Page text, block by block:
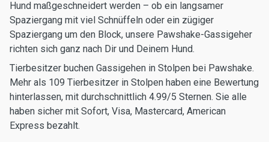
Hund maßgeschneidert werden – ob ein langsamer
Spaziergang mit viel Schnüffeln oder ein zügiger
Spaziergang um den Block, unsere Pawshake-Gassigeher
richten sich ganz nach Dir und Deinem Hund.
Tierbesitzer buchen Gassigehen in Stolpen bei Pawshake.
Mehr als 109 Tierbesitzer in Stolpen haben eine Bewertung
hinterlassen, mit durchschnittlich 4.99/5 Sternen. Sie alle
haben sicher mit Sofort, Visa, Mastercard, American
Express bezahlt.